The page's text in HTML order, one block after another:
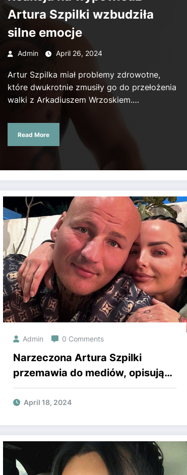
Artura Szpilki wzbudziła
silne emocje
Admin April 26, 2024
Artur Szpilka miał problemy zdrowotne,
które dwukrotnie zmusiły go do przełożenia
walki z Arkadiuszem Wrzoskiem.…
Read More
Admin 0 Comments
Narzeczona Artura Szpilki
przemawia do mediów, opisując
swoje doświadczenia związane z
partnerem.
April 18, 2024